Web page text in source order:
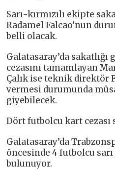
Sarı-kırmızılı ekipte
Radamel Falcao’nun
belli olacak.
Galatasaray’da sakatlığı
cezasını tamamlayan
Çalık ise teknik direktör
vermesi durumunda
giyebilecek.
Dört futbolcu kart cezası
Galatasaray’da
öncesinde 4 futbolcu sarı
bulunuyor.